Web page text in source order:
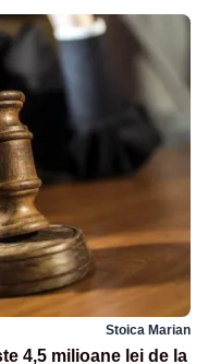
Stoica Marian
4,5 milioane lei de la